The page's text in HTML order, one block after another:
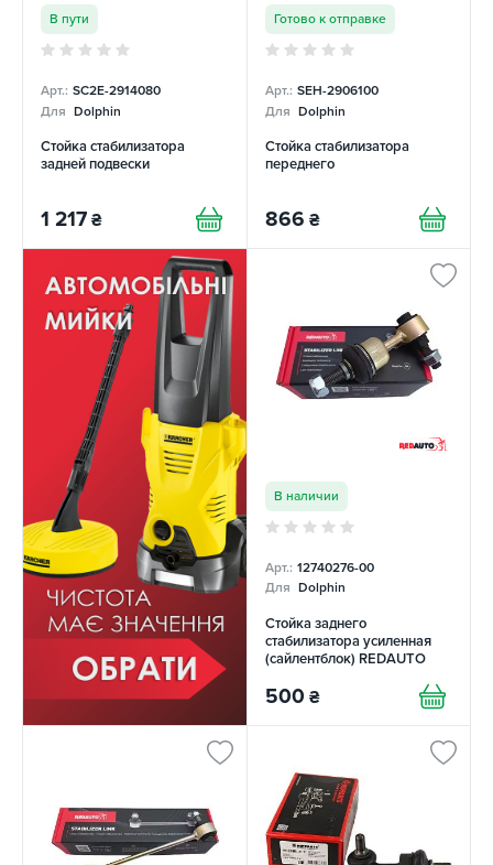
В пути
Арт.: SC2E-2914080
Для Dolphin
Стойка стабилизатора
задней подвески
1 217 ₴
Готово к отправке
Арт.: SEH-2906100
Для Dolphin
Стойка стабилизатора
переднего
866 ₴
В наличии
Арт.: 12740276-00
Для Dolphin
Стойка заднего
стабилизатора усиленная
(сайлентблок) REDAUTO
500 ₴